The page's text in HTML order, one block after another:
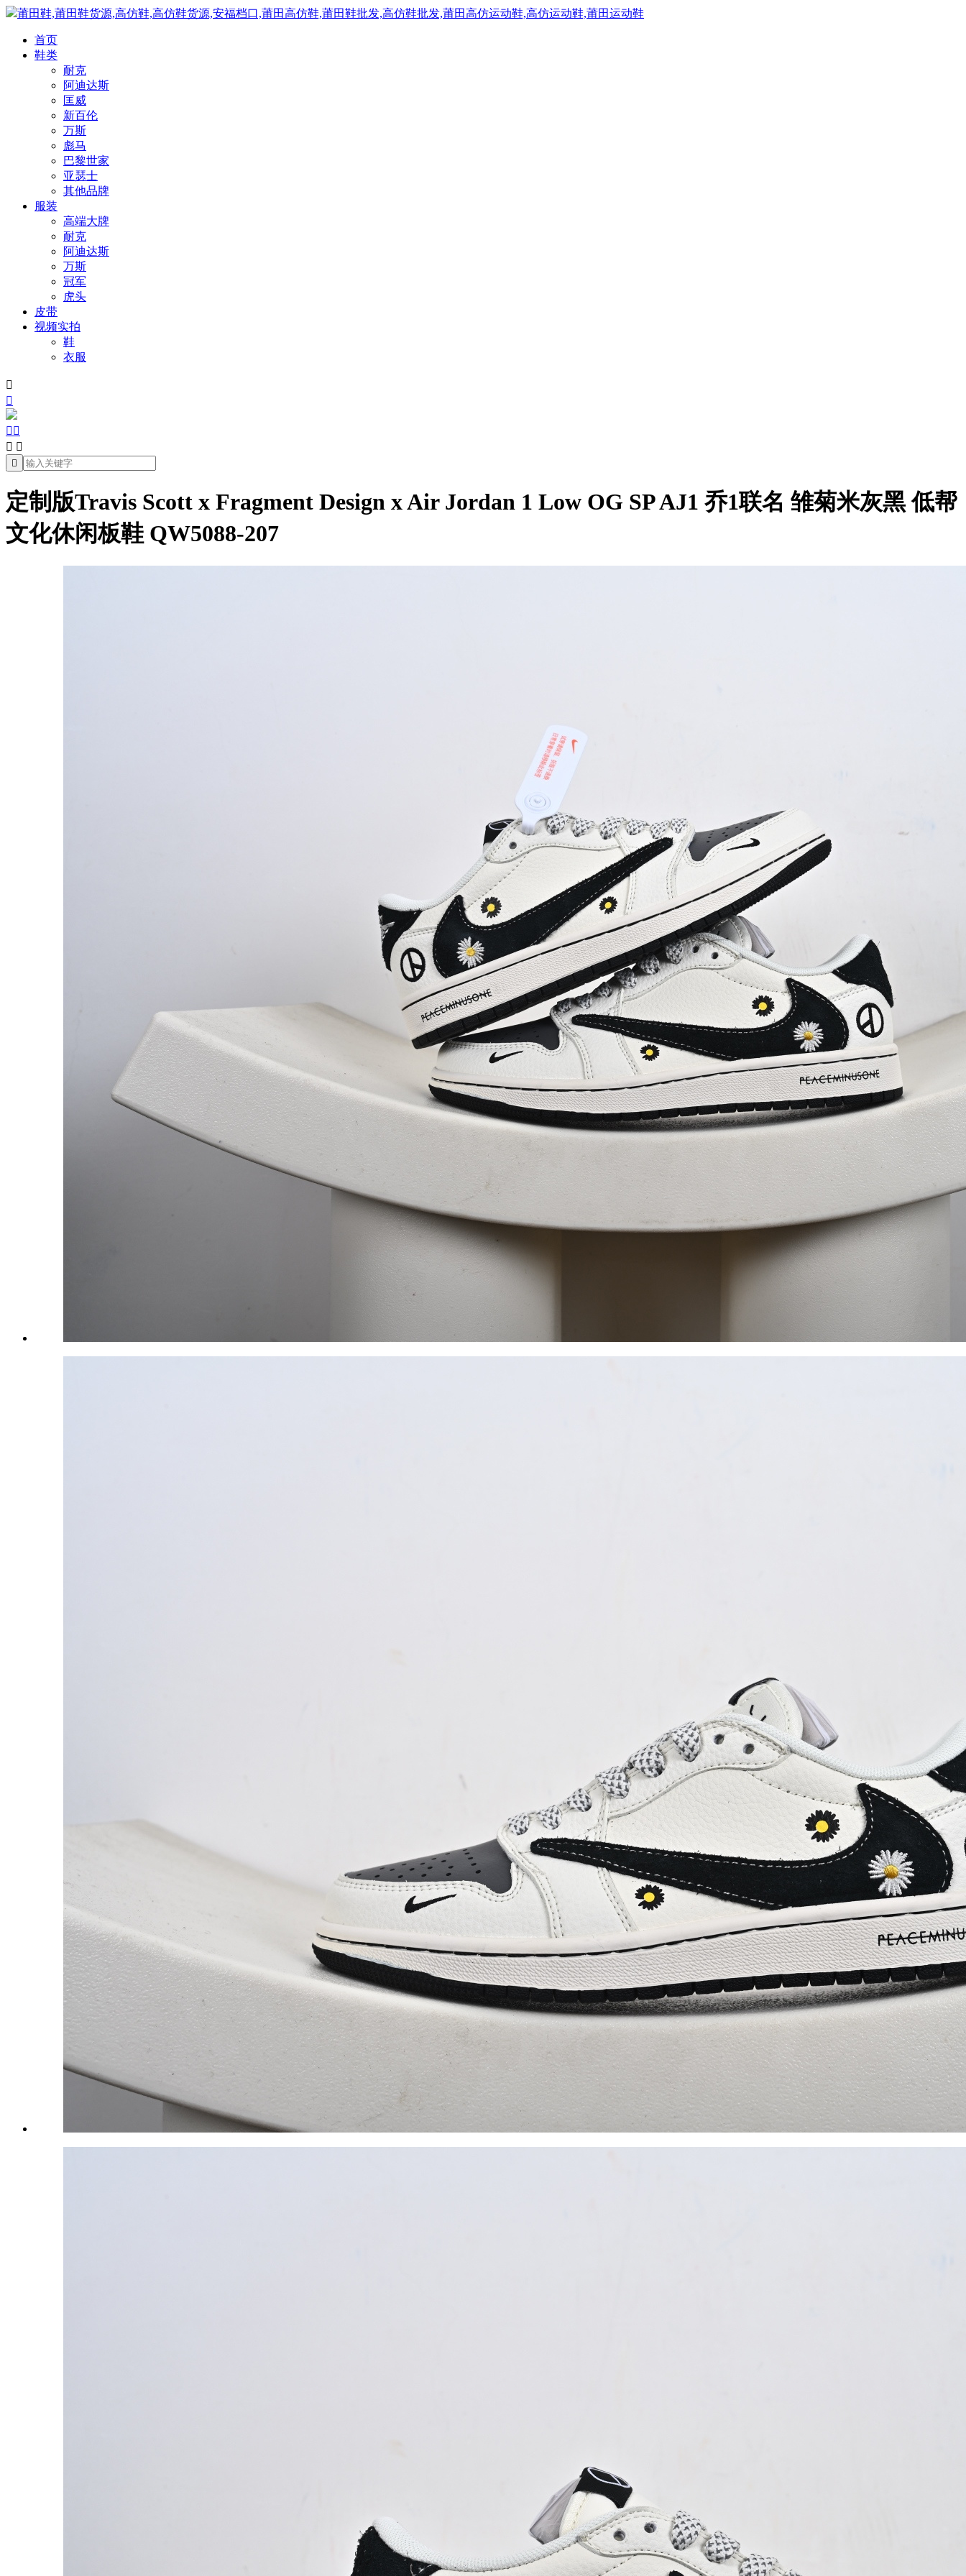
莆田鞋,莆田鞋货源,高仿鞋,高仿鞋货源,安福档口,莆田高仿鞋,莆田鞋批发,高仿鞋批发,莆田高仿运动鞋,高仿运动鞋,莆田运动鞋
首页
鞋类
耐克
阿迪达斯
匡威
新百伦
万斯
彪马
巴黎世家
亚瑟士
其他品牌
服装
高端大牌
耐克
阿迪达斯
万斯
冠军
虎头
皮带
视频实拍
鞋
衣服


 
 

定制版Travis Scott x Fragment Design x Air Jordan 1 Low OG SP AJ1 乔1联名 雏菊米灰黑 低帮
文化休闲板鞋 QW5088-207